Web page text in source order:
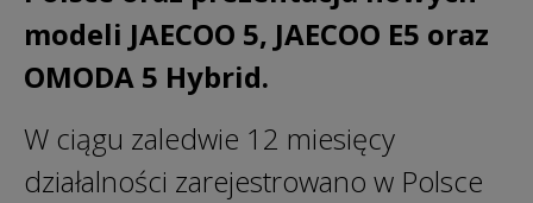
modeli JAECOO 5, JAECOO E5 oraz
OMODA 5 Hybrid.
W ciągu zaledwie 12 miesięcy
działalności zarejestrowano w Polsce